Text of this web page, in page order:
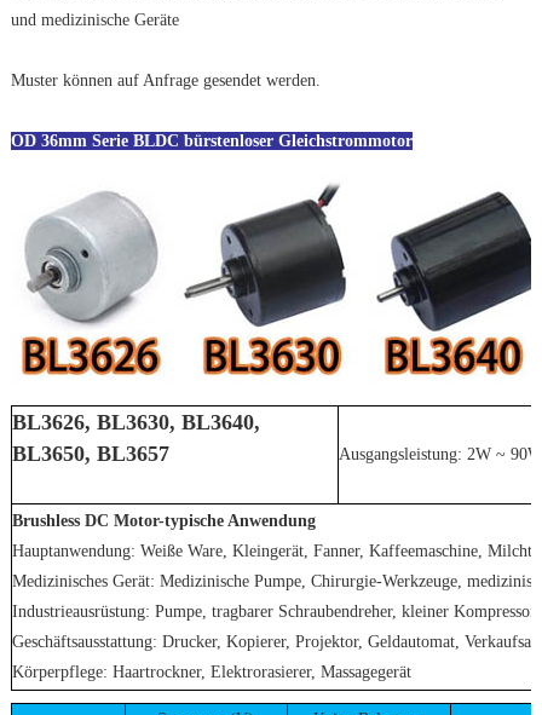
und medizinische Geräte
Muster können auf Anfrage gesendet werden.
OD 36mm Serie BLDC bürstenloser Gleichstrommotor
BL3626, BL3630, BL3640,
BL3650, BL3657
Ausgangsleistung: 2W ~ 90W
Brushless DC Motor-typische Anwendung
Hauptanwendung: Weiße Ware, Kleingerät, Fanner, Kaffeemaschine,
Medizinisches Gerät: Medizinische Pumpe, Chirurgie-Werkzeuge,
Industrieausrüstung: Pumpe, tragbarer Schraubendreher, kleiner Kompressor
Geschäftsausstattung: Drucker, Kopierer, Projektor, Geldautomat,
Körperpflege: Haartrockner, Elektrorasierer, Massagegerät